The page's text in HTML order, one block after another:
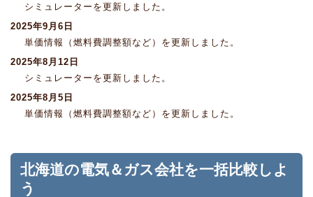
シミュレーターを更新しました。
2025年9月6日
単価情報（燃料費調整額など）を更新しました。
2025年8月12日
シミュレーターを更新しました。
2025年8月5日
単価情報（燃料費調整額など）を更新しました。
北海道の電気＆ガス会社を一括比較しよ
う